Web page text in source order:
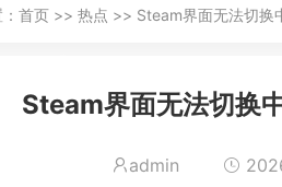
首页 >> 热点 >> Steam界面无法切换
Steam界面无法切换
admin